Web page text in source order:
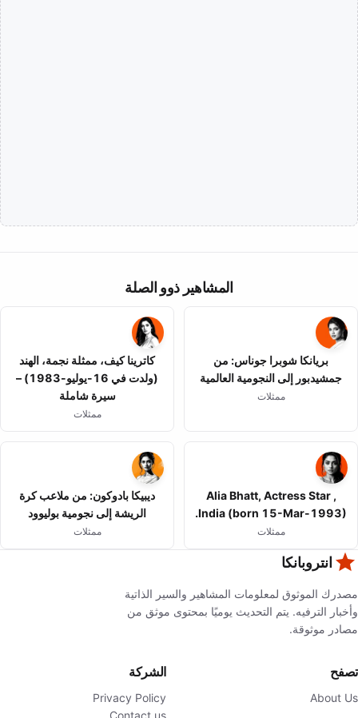
المشاهير ذوو الصلة
بريانكا شوبرا جوناس: من
جمشيدبور إلى النجومية العالمية
ممثلات
كاترينا كيف، ممثلة نجمة، الهند
(ولدت في 16-يوليو-1983) –
سيرة شاملة
ممثلات
Alia Bhatt, Actress Star ,
India (born 15-Mar-1993).
ممثلات
ديبيكا بادوكون: من ملاعب كرة
الريشة إلى نجومية بوليوود
ممثلات
انتروبانكا
مصدرك الموثوق لمعلومات المشاهير والسير الذاتية
وأخبار الترفيه. يتم التحديث يوميًا بمحتوى موثق من
مصادر موثوقة.
تصفح
About Us
الشركة
Privacy Policy